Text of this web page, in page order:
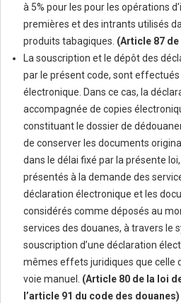
à 5% pour les pour les opérations
premières et des intrants utilisés
produits tabagiques. (Article 87
La souscription et le dépôt des
par le présent code, sont
électronique. Dans ce cas, la
accompagnée de copies
constituant le dossier de
de conserver les documents
dans le délai fixé par la présente
présentés à la demande des
déclaration électronique et les
considérés comme déposés au
services des douanes, à travers le
souscription d’une déclaration
mêmes effets juridiques que celle
voie manuel. (Article 80 de la loi
l’article 91 du code des douanes)